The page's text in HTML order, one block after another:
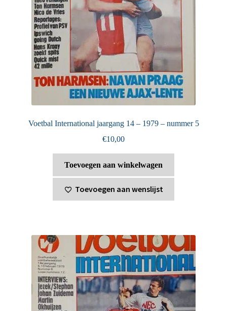
Voetbal International jaargang 14 – 1979 – nummer 5
€10,00
Toevoegen aan winkelwagen
Toevoegen aan wenslijst